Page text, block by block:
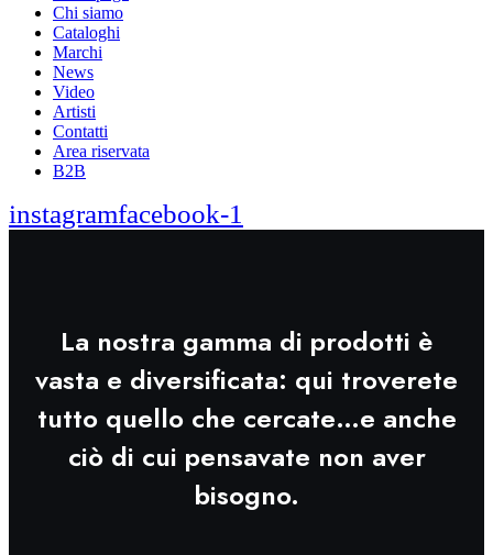
Chi siamo
Cataloghi
Marchi
News
Video
Artisti
Contatti
Area riservata
B2B
instagramfacebook-1
La nostra gamma di prodotti è
vasta e diversificata: qui troverete
tutto quello che cercate…e anche
ciò di cui pensavate non aver
bisogno.